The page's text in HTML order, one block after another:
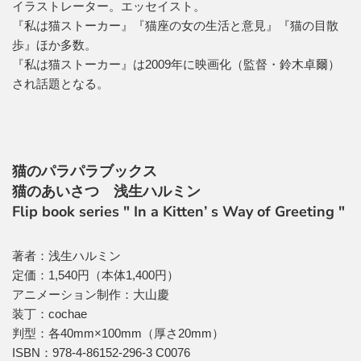
イラストレーター。エッセイスト。
『私は猫ストーカー』『猫座の女の生活と意見』『猫の目散
歩』ほか多数。
『私は猫ストーカー』は2009年に映画化（監督・鈴木卓爾）
され話題となる。
猫のパラパラブックス
猫のあいさつ 浅生ハルミン
Flip book series " In a Kitten’ s Way of Greeting "
著者：浅生ハルミン
定価：1,540円（本体1,400円）
アニメーション制作：大山慶
装丁：cochae
判型：各40mm×100mm（厚さ20mm）
ISBN：978-4-86152-296-3 C0076